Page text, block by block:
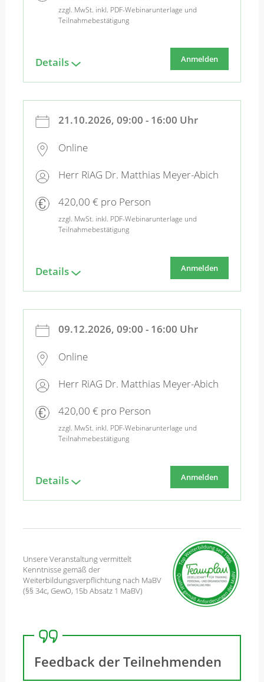
zzgl. MwSt. inkl. PDF-Webinarunterlage und
Teilnahmebestätigung
Details Anmelden
21.10.2026, 09:00 - 16:00 Uhr
Online
Herr RiAG Dr. Matthias Meyer-Abich
420,00 € pro Person
zzgl. MwSt. inkl. PDF-Webinarunterlage und
Teilnahmebestätigung
Details Anmelden
09.12.2026, 09:00 - 16:00 Uhr
Online
Herr RiAG Dr. Matthias Meyer-Abich
420,00 € pro Person
zzgl. MwSt. inkl. PDF-Webinarunterlage und
Teilnahmebestätigung
Details Anmelden
Unsere Veranstaltung vermittelt
Kenntnisse gemäß der
Weiterbildungsverpflichtung nach MaBV
(§§ 34c, GewO, 15b Absatz 1 MaBV)
Feedback der Teilnehmenden